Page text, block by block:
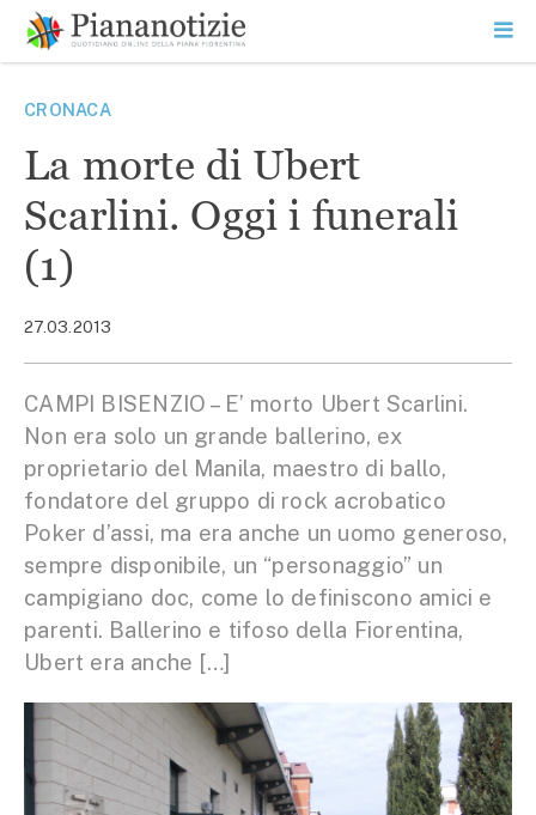
contenuto
SEARCH
CRONACA
La morte di Ubert
Scarlini. Oggi i funerali
(1)
27.03.2013
CAMPI BISENZIO – E’ morto Ubert Scarlini.
Non era solo un grande ballerino, ex
proprietario del Manila, maestro di ballo,
fondatore del gruppo di rock acrobatico
Poker d’assi, ma era anche un uomo generoso,
sempre disponibile, un “personaggio” un
campigiano doc, come lo definiscono amici e
parenti. Ballerino e tifoso della Fiorentina,
Ubert era anche […]